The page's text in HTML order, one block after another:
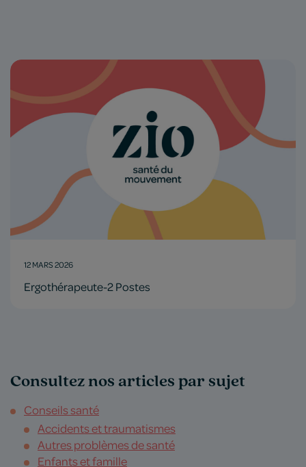
12 MARS 2026
Ergothérapeute-2 Postes
Consultez nos articles par sujet
Conseils santé
Accidents et traumatismes
Autres problèmes de santé
Enfants et famille